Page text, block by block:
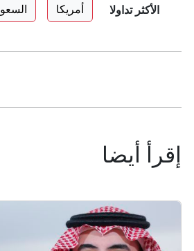
الأكثر تداولا أمريكا
إقرأ أيضا